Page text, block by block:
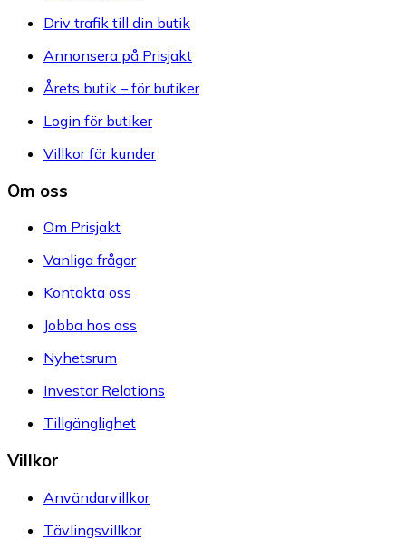
Driv trafik till din butik
Annonsera på Prisjakt
Årets butik – för butiker
Login för butiker
Villkor för kunder
Om oss
Om Prisjakt
Vanliga frågor
Kontakta oss
Jobba hos oss
Nyhetsrum
Investor Relations
Tillgänglighet
Villkor
Användarvillkor
Tävlingsvillkor